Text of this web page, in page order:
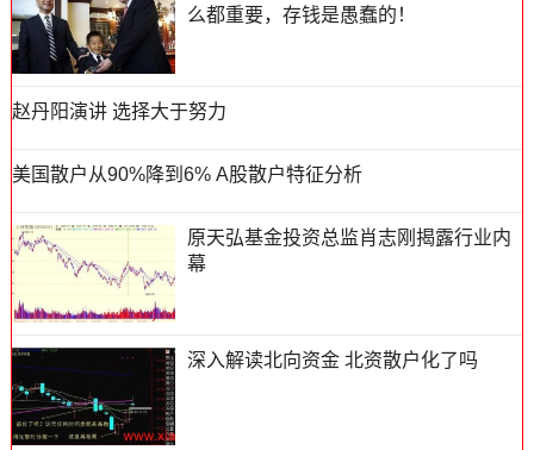
么都重要，存钱是愚蠢的！
赵丹阳演讲 选择大于努力
美国散户从90%降到6% A股散户特征分析
原天弘基金投资总监肖志刚揭露行业内
幕
深入解读北向资金 北资散户化了吗